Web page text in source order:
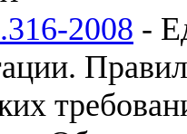
2008 -